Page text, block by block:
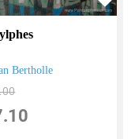
Bertholle